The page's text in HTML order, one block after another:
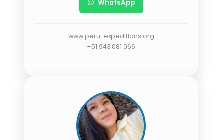
WhatsApp
www.peru-expeditions.org
+51 943 081 066